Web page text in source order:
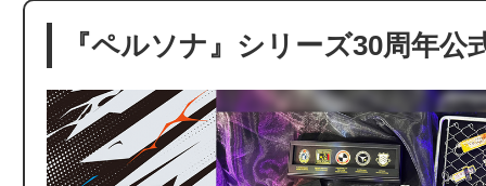
『ペルソナ』シリーズ30周年公